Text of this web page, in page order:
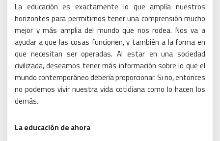
La educación es exactamente lo que amplía nuestros
horizontes para permitirnos tener una comprensión mucho
mejor y más amplia del mundo que nos rodea. Nos va a
ayudar a que las cosas funcionen, y también a la forma en
que necesitan ser operadas. Al estar en una sociedad
civilizada, deseamos tener más información sobre lo que el
mundo contemporáneo debería proporcionar. Si no, entonces
no podemos vivir nuestra vida cotidiana como lo hacen los
demás.
La educación de ahora